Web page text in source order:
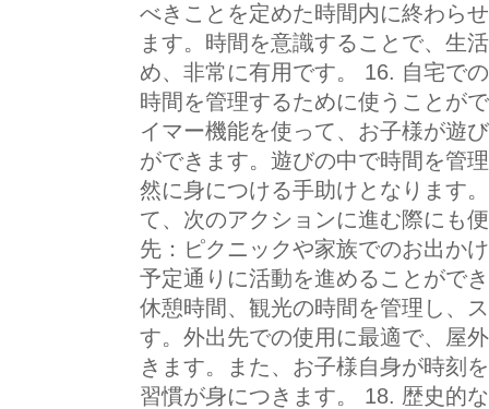
べきことを定めた時間内に終わら
ます。時間を意識することで、生
め、非常に有用です。 16. 自宅で
時間を管理するために使うことが
イマー機能を使って、お子様が遊
ができます。遊びの中で時間を管
然に身につける手助けとなります
て、次のアクションに進む際にも
先：ピクニックや家族でのお出か
予定通りに活動を進めることがで
休憩時間、観光の時間を管理し、
す。外出先での使用に最適で、屋
きます。また、お子様自身が時刻
習慣が身につきます。 18. 歴史的